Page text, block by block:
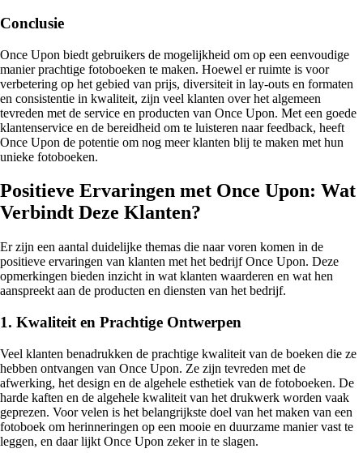
Conclusie
Once Upon biedt gebruikers de mogelijkheid om op een eenvoudige
manier prachtige fotoboeken te maken. Hoewel er ruimte is voor
verbetering op het gebied van prijs, diversiteit in lay-outs en formaten
en consistentie in kwaliteit, zijn veel klanten over het algemeen
tevreden met de service en producten van Once Upon. Met een goede
klantenservice en de bereidheid om te luisteren naar feedback, heeft
Once Upon de potentie om nog meer klanten blij te maken met hun
unieke fotoboeken.
Positieve Ervaringen met Once Upon: Wat
Verbindt Deze Klanten?
Er zijn een aantal duidelijke themas die naar voren komen in de
positieve ervaringen van klanten met het bedrijf Once Upon. Deze
opmerkingen bieden inzicht in wat klanten waarderen en wat hen
aanspreekt aan de producten en diensten van het bedrijf.
1. Kwaliteit en Prachtige Ontwerpen
Veel klanten benadrukken de prachtige kwaliteit van de boeken die ze
hebben ontvangen van Once Upon. Ze zijn tevreden met de
afwerking, het design en de algehele esthetiek van de fotoboeken. De
harde kaften en de algehele kwaliteit van het drukwerk worden vaak
geprezen. Voor velen is het belangrijkste doel van het maken van een
fotoboek om herinneringen op een mooie en duurzame manier vast te
leggen, en daar lijkt Once Upon zeker in te slagen.